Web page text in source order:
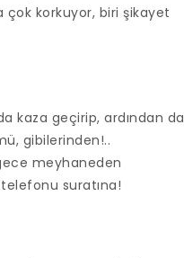
çok korkuyor, biri şikayet
kaza geçirip, ardından da
gibilerinden!..
meyhaneden
suratına!